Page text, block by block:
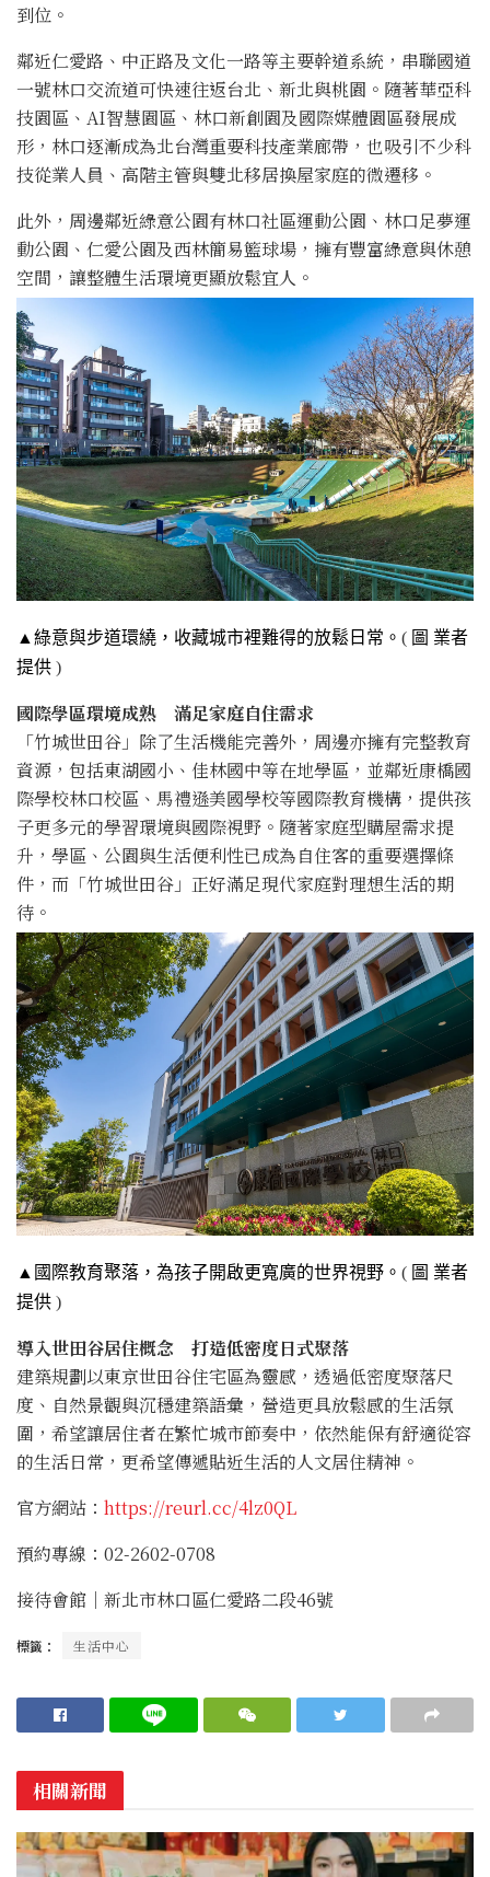
到位。
鄰近仁愛路、中正路及文化一路等主要幹道系統，串聯國道
一號林口交流道可快速往返台北、新北與桃園。隨著華亞科
技園區、AI智慧園區、林口新創園及國際媒體園區發展成
形，林口逐漸成為北台灣重要科技產業廊帶，也吸引不少科
技從業人員、高階主管與雙北移居換屋家庭的微遷移。
此外，周邊鄰近綠意公園有林口社區運動公園、林口足夢運
動公園、仁愛公園及西林簡易籃球場，擁有豐富綠意與休憩
空間，讓整體生活環境更顯放鬆宜人。
▲綠意與步道環繞，收藏城市裡難得的放鬆日常。 ( 圖 業者
提供 )
國際學區環境成熟 滿足家庭自住需求
「竹城世田谷」除了生活機能完善外，周邊亦擁有完整教育
資源，包括東湖國小、佳林國中等在地學區，並鄰近康橋國
際學校林口校區、馬禮遜美國學校等國際教育機構，提供孩
子更多元的學習環境與國際視野。隨著家庭型購屋需求提
升，學區、公園與生活便利性已成為自住客的重要選擇條
件，而「竹城世田谷」正好滿足現代家庭對理想生活的期
待。
▲國際教育聚落，為孩子開啟更寬廣的世界視野。 ( 圖 業者
提供 )
導入世田谷居住概念 打造低密度日式聚落
建築規劃以東京世田谷住宅區為靈感，透過低密度聚落尺
度、自然景觀與沉穩建築語彙，營造更具放鬆感的生活氛
圍，希望讓居住者在繁忙城市節奏中，依然能保有舒適從容
的生活日常，更希望傳遞貼近生活的人文居住精神。
官方網站： https://reurl.cc/4lz0QL
預約專線：02-2602-0708
接待會館｜新北市林口區仁愛路二段46號
標籤： 生活中心
相關新聞